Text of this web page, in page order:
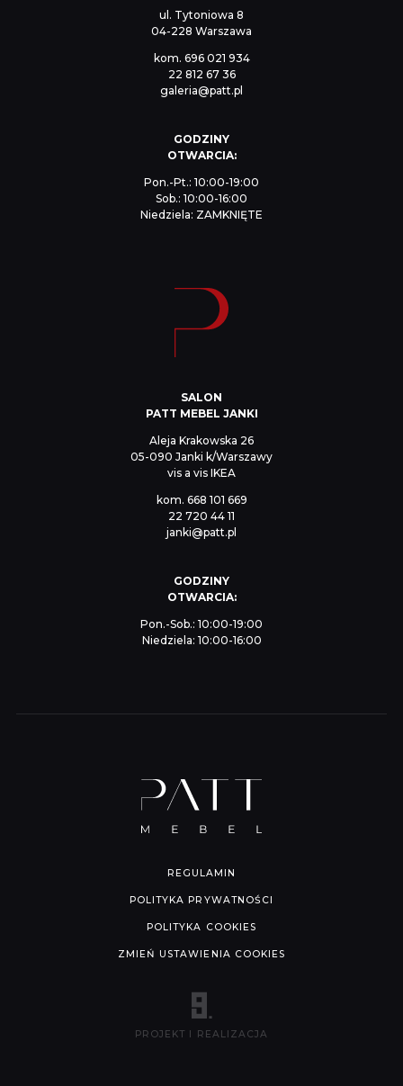
ul. Tytoniowa 8
04-228 Warszawa
kom. 696 021 934
22 812 67 36
galeria@patt.pl
GODZINY
OTWARCIA:
Pon.-Pt.: 10:00-19:00
Sob.: 10:00-16:00
Niedziela: ZAMKNIĘTE
SALON
PATT MEBEL JANKI
Aleja Krakowska 26
05-090 Janki k/Warszawy
vis a vis IKEA
kom. 668 101 669
22 720 44 11
janki@patt.pl
GODZINY
OTWARCIA:
Pon.-Sob.: 10:00-19:00
Niedziela: 10:00-16:00
REGULAMIN
POLITYKA PRYWATNOŚCI
POLITYKA COOKIES
ZMIEŃ USTAWIENIA COOKIES
PROJEKT I REALIZACJA